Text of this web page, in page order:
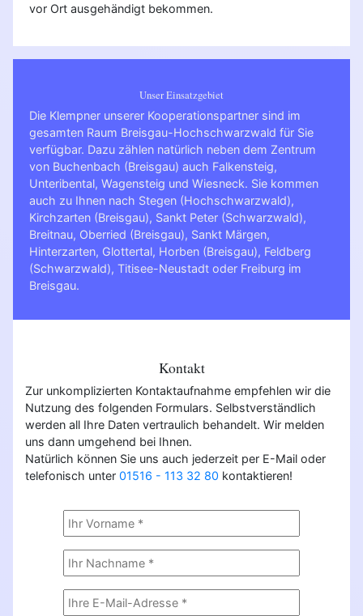
vor Ort ausgehändigt bekommen.
Unser Einsatzgebiet
Die Klempner unserer Kooperationspartner sind im
gesamten Raum Breisgau-Hochschwarzwald für Sie
verfügbar. Dazu zählen natürlich neben dem Zentrum
von Buchenbach (Breisgau) auch Falkensteig,
Unteribental, Wagensteig und Wiesneck. Sie kommen
auch zu Ihnen nach Stegen (Hochschwarzwald),
Kirchzarten (Breisgau), Sankt Peter (Schwarzwald),
Breitnau, Oberried (Breisgau), Sankt Märgen,
Hinterzarten, Glottertal, Horben (Breisgau), Feldberg
(Schwarzwald), Titisee-Neustadt oder Freiburg im
Breisgau.
Kontakt
Zur unkomplizierten Kontaktaufnahme empfehlen wir die
Nutzung des folgenden Formulars. Selbstverständlich
werden all Ihre Daten vertraulich behandelt. Wir melden
uns dann umgehend bei Ihnen.
Natürlich können Sie uns auch jederzeit per E-Mail oder
telefonisch unter 01516 - 113 32 80 kontaktieren!